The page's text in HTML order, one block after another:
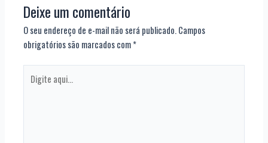
Deixe um comentário
O seu endereço de e-mail não será publicado.Campos
obrigatórios são marcados com*
aqui...